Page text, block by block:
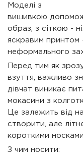
Моделі з
вишивкою
образ, з сіткою -
яскравим принтом
неформального
Перед тим як
взуття, важливо
дівчат виникає
мокасини з
Це залежить від
створити, але
короткими
З чим носити: